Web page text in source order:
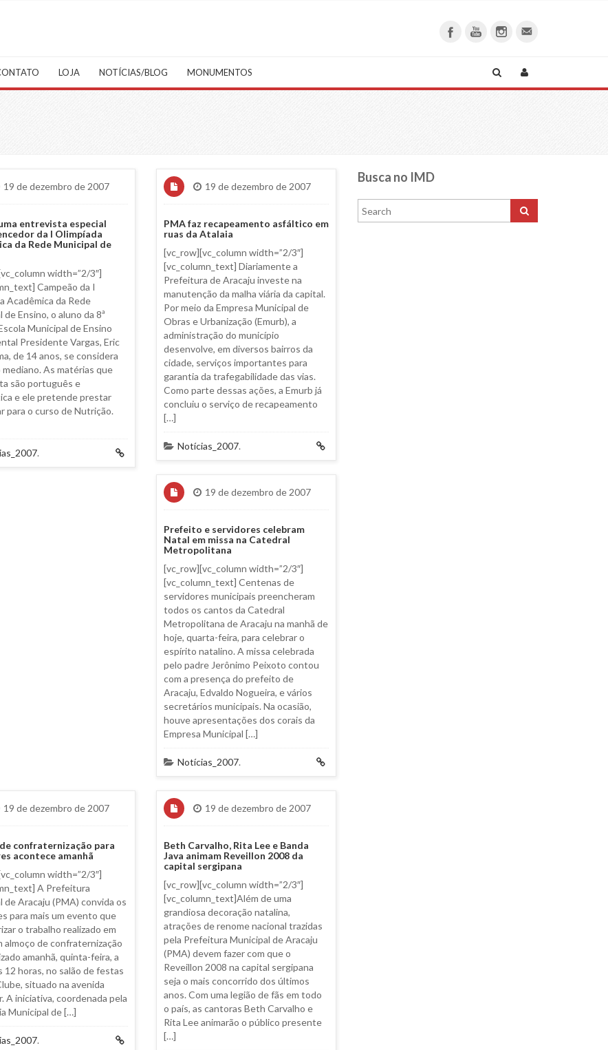
LOJA NOTÍCIAS/BLOG MONUMENTOS
19 de dezembro de 2007
entrevista especial
da I Olimpíada
da Rede Municipal de
width=”2/3″]
Campeão da I
Acadêmica da Rede
de Ensino, o aluno da 8ª
Municipal de Ensino
Presidente Vargas, Eric
de 14 anos, se considera
mediano. As matérias que
são português e
e ele pretende prestar
para o curso de Nutrição.
.
19 de dezembro de 2007
PMA faz recapeamento asfáltico em
ruas da Atalaia
[vc_row][vc_column width=”2/3″]
[vc_column_text] Diariamente a
Prefeitura de Aracaju investe na
manutenção da malha viária da capital.
Por meio da Empresa Municipal de
Obras e Urbanização (Emurb), a
administração do município
desenvolve, em diversos bairros da
cidade, serviços importantes para
garantia da trafegabilidade das vias.
Como parte dessas ações, a Emurb já
concluiu o serviço de recapeamento
[…]
Notícias_2007.
19 de dezembro de 2007
Prefeito e servidores celebram
Natal em missa na Catedral
Metropolitana
[vc_row][vc_column width=”2/3″]
[vc_column_text] Centenas de
servidores municipais preencheram
todos os cantos da Catedral
Metropolitana de Aracaju na manhã de
hoje, quarta-feira, para celebrar o
espírito natalino. A missa celebrada
pelo padre Jerônimo Peixoto contou
com a presença do prefeito de
Aracaju, Edvaldo Nogueira, e vários
secretários municipais. Na ocasião,
houve apresentações dos corais da
Empresa Municipal […]
Notícias_2007.
19 de dezembro de 2007
confraternização para
acontece amanhã
width=”2/3″]
A Prefeitura
de Aracaju (PMA) convida os
para mais um evento que
o trabalho realizado em
almoço de confraternização
amanhã, quinta-feira, a
12 horas, no salão de festas
situado na avenida
A iniciativa, coordenada pela
Municipal de […]
.
19 de dezembro de 2007
Beth Carvalho, Rita Lee e Banda
Java animam Reveillon 2008 da
capital sergipana
[vc_row][vc_column width=”2/3″]
[vc_column_text]Além de uma
grandiosa decoração natalina,
atrações de renome nacional trazidas
pela Prefeitura Municipal de Aracaju
(PMA) devem fazer com que o
Reveillon 2008 na capital sergipana
seja o mais concorrido dos últimos
anos. Com uma legião de fãs em todo
o país, as cantoras Beth Carvalho e
Rita Lee animarão o público presente
[…]
Busca no IMD